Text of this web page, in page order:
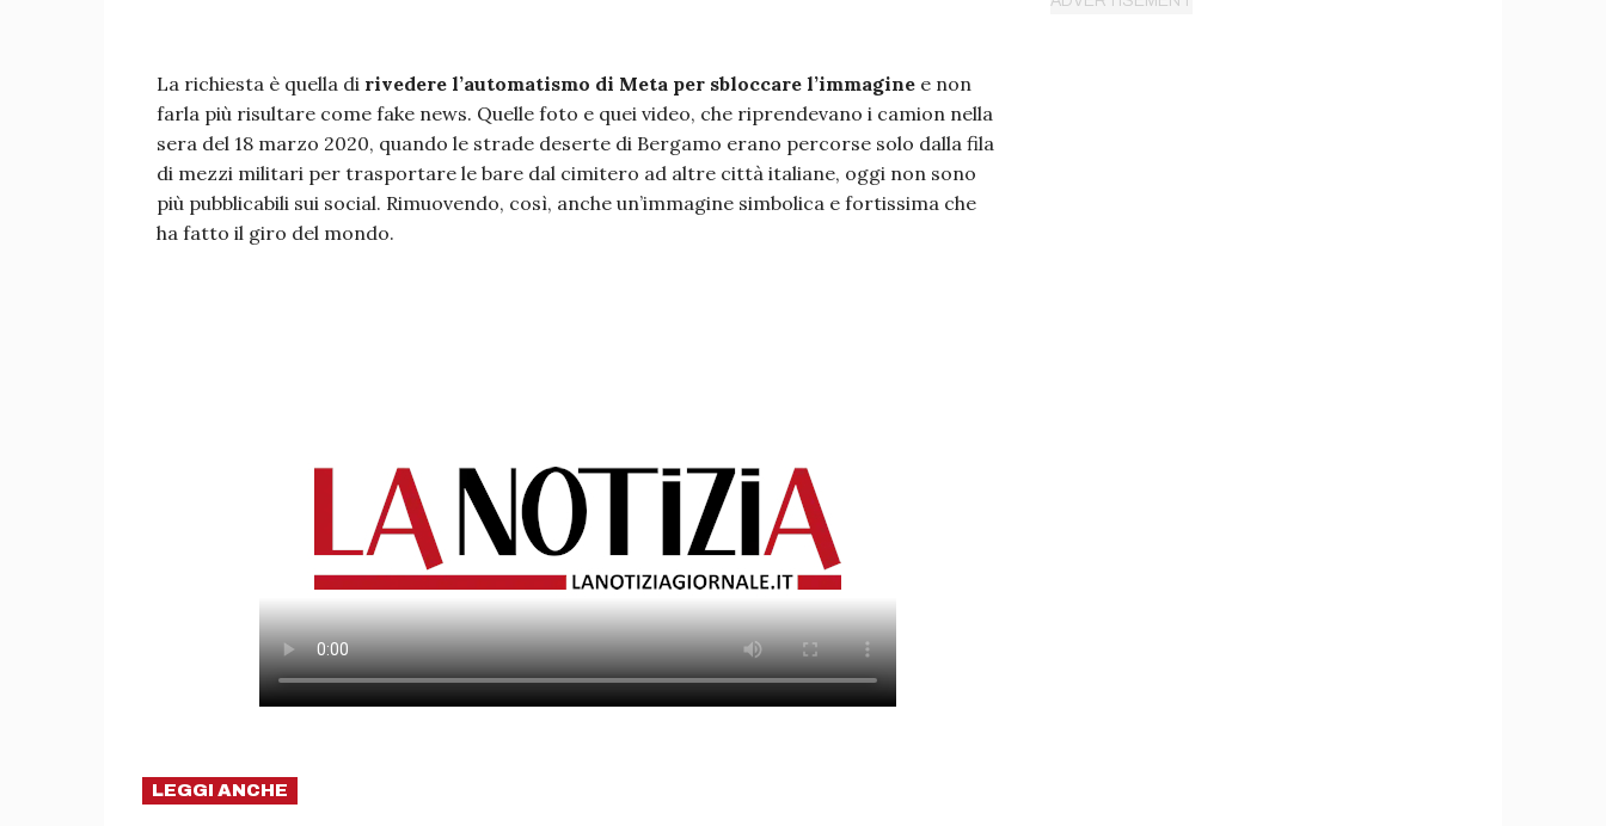
La richiesta è quella di rivedere l’automatismo di Meta per sbloccare l’immagine e non
farla più risultare come fake news. Quelle foto e quei video, che riprendevano i camion nella
sera del 18 marzo 2020, quando le strade deserte di Bergamo erano percorse solo dalla fila
di mezzi militari per trasportare le bare dal cimitero ad altre città italiane, oggi non sono
più pubblicabili sui social. Rimuovendo, così, anche un’immagine simbolica e fortissima che
ha fatto il giro del mondo.
LEGGI ANCHE